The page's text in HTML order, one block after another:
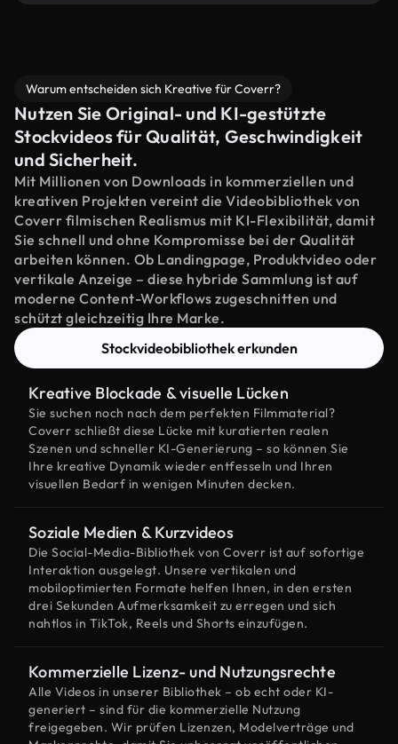
Warum entscheiden sich Kreative für Coverr?
Nutzen Sie Original- und KI-gestützte
Stockvideos für Qualität, Geschwindigkeit
und Sicherheit.
Mit Millionen von Downloads in kommerziellen und
kreativen Projekten vereint die Videobibliothek von
Coverr filmischen Realismus mit KI-Flexibilität, damit
Sie schnell und ohne Kompromisse bei der Qualität
arbeiten können. Ob Landingpage, Produktvideo oder
vertikale Anzeige – diese hybride Sammlung ist auf
moderne Content-Workflows zugeschnitten und
schützt gleichzeitig Ihre Marke.
Stockvideobibliothek erkunden
Kreative Blockade & visuelle Lücken
Sie suchen noch nach dem perfekten Filmmaterial?
Coverr schließt diese Lücke mit kuratierten realen
Szenen und schneller KI-Generierung – so können Sie
Ihre kreative Dynamik wieder entfesseln und Ihren
visuellen Bedarf in wenigen Minuten decken.
Soziale Medien & Kurzvideos
Die Social-Media-Bibliothek von Coverr ist auf sofortige
Interaktion ausgelegt. Unsere vertikalen und
mobiloptimierten Formate helfen Ihnen, in den ersten
drei Sekunden Aufmerksamkeit zu erregen und sich
nahtlos in TikTok, Reels und Shorts einzufügen.
Kommerzielle Lizenz- und Nutzungsrechte
Alle Videos in unserer Bibliothek – ob echt oder KI-
generiert – sind für die kommerzielle Nutzung
freigegeben. Wir prüfen Lizenzen, Modelverträge und